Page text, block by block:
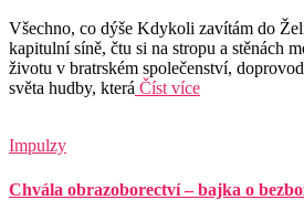
Všechno, co dýše Kdykoli zavítám do
kapitulní síně, čtu si na stropu a stěnách
životu v bratrském společenství,
světa hudby, která Číst více
Impulzy
Chvála obrazoborectví – bajka o